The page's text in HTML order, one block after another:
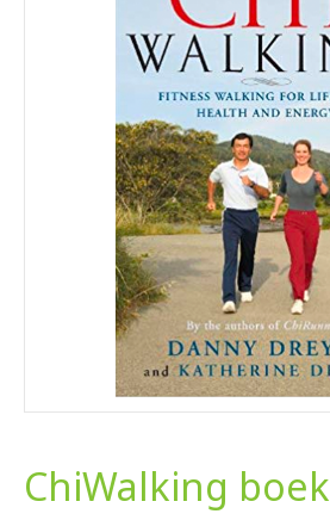
ChiWalking boek